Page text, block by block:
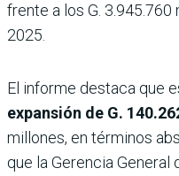
frente a los G.
2025.
El informe destaca que
expansión de G.
millones, en términos
que la Gerencia